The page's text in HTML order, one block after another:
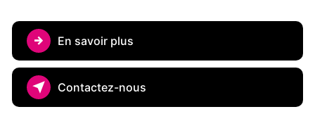
En savoir plus
Contactez-nous